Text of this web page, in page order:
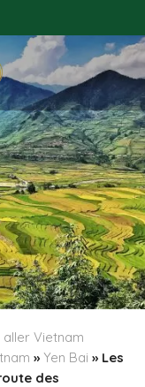
aller Vietnam
» Yen Bai » Les
des